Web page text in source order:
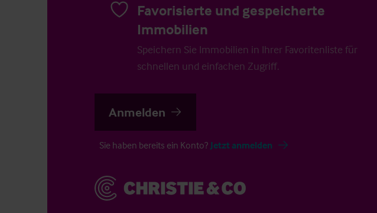
Favorisierte und gespeicherte
Immobilien
Speichern Sie Immobilien in Ihrer Favoritenliste für
schnellen und einfachen Zugriff.
Anmelden
Sie haben bereits ein Konto? Jetzt anmelden